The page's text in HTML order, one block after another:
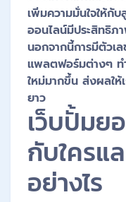
เพิ่มความมั่นใจให้กั
ออนไลน์มีประสิทธิภ
นอกจากนี้การมีตัวเ
แพลตฟอร์มต่างๆ ท
ใหม่มากขึ้น ส่งผลให้
ยาว
เว็บปั้มย
กับใครแ
อย่างไร